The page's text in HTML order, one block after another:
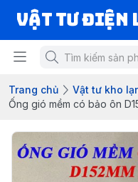
VẬT TƯ ĐIỆN
Trang chủ
Vật tư kho
Ống gió mềm có bảo ôn